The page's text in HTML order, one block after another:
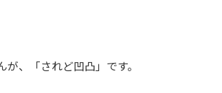
、「されど凹凸」です。